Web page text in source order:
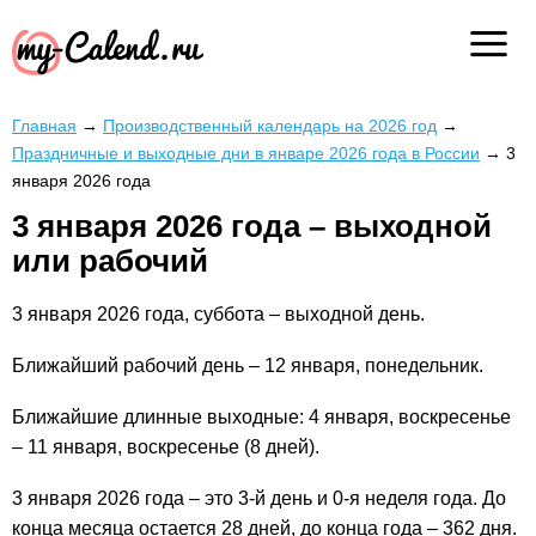
Главная → Производственный календарь на 2026 год →
Праздничные и выходные дни в январе 2026 года в России → 3
января 2026 года
3 января 2026 года – выходной
или рабочий
3 января 2026 года, суббота – выходной день.
Ближайший рабочий день – 12 января, понедельник.
Ближайшие длинные выходные: 4 января, воскресенье
– 11 января, воскресенье (8 дней).
3 января 2026 года – это 3-й день и 0-я неделя года. До
конца месяца остается 28 дней, до конца года – 362 дня.